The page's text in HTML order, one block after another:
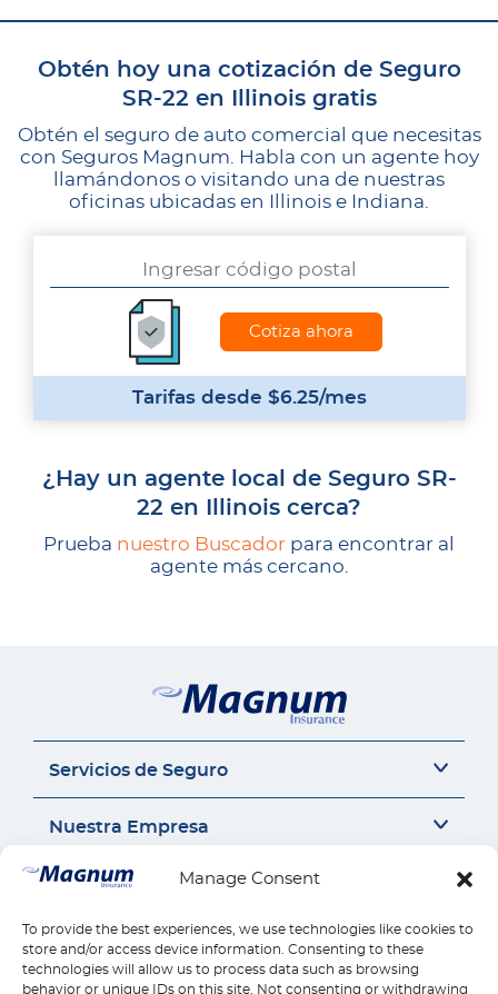
Manage Consent
To provide the best experiences, we use technologies like cookies to
store and/or access device information. Consenting to these
technologies will allow us to process data such as browsing
behavior or unique IDs on this site. Not consenting or withdrawing
Obtén hoy una cotización de Seguro
SR-22 en Illinois gratis
Obtén el seguro de auto comercial que necesitas
con Seguros Magnum. Habla con un agente hoy
llamándonos o visitando una de nuestras
oficinas ubicadas en Illinois e Indiana.
Tarifas desde $6.25/mes
¿Hay un agente local de Seguro SR-
22 en Illinois cerca?
Prueba nuestro Buscador para encontrar al
agente más cercano.
Servicios de Seguro
Seguro Sr22
Seguro de Motocicleta
Responsabilidad Civil General
Compensación para Trabajadores
Seguro de Vivienda
Nuestra Empresa
Acerca de Nosotros
Carrera
Seguros por estado
Reseñas
Contáctanos
Contáctanos
Llámanos 1-888-539-2102
Enlaces Rápidos
Reclamos